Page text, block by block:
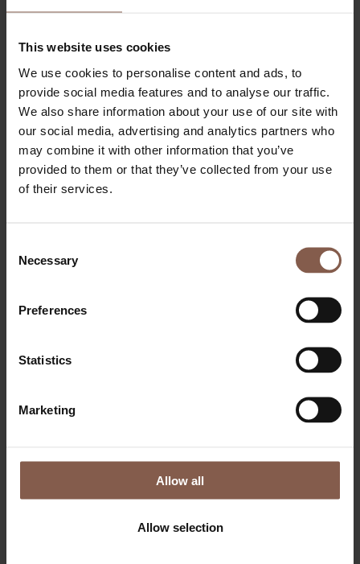
This website uses cookies
We use cookies to personalise content and ads, to
provide social media features and to analyse our traffic.
We also share information about your use of our site with
our social media, advertising and analytics partners who
may combine it with other information that you’ve
provided to them or that they’ve collected from your use
of their services.
Selection
Necessary
Preferences
Statistics
Marketing
Allow all
Allow selection
Priser
Søg job
BOOTCAMP